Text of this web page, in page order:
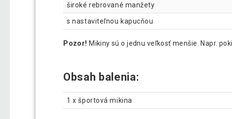
široké rebrované manžety
s nastaviteľnou kapucňou
Pozor! Mikiny sú o jednu veľkosť menšie. Napr.
Obsah balenia:
1 x športová mikina